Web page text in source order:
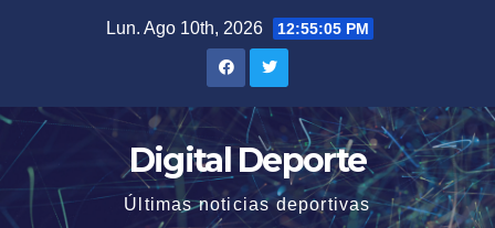
Lun. Ago 10th, 2026 12:55:05 PM
Digital Deporte
Últimas noticias deportivas